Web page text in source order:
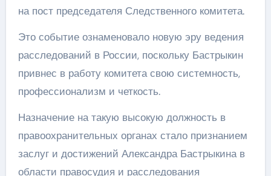
на пост председателя Следственного комитета.
Это событие ознаменовало новую эру ведения
расследований в России, поскольку Бастрыкин
привнес в работу комитета свою системность,
профессионализм и четкость.
Назначение на такую высокую должность в
правоохранительных органах стало признанием
заслуг и достижений Александра Бастрыкина в
области правосудия и расследования